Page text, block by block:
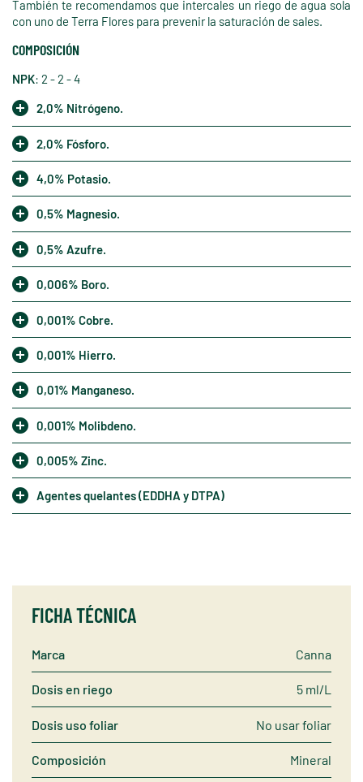
También te recomendamos que intercales un riego de agua sola
con uno de Terra Flores para prevenir la saturación de sales.
COMPOSICIÓN
NPK: 2 - 2 - 4
2,0% Nitrógeno.
2,0% Fósforo.
4,0% Potasio.
0,5% Magnesio.
0,5% Azufre.
0,006% Boro.
0,001% Cobre.
0,001% Hierro.
0,01% Manganeso.
0,001% Molibdeno.
0,005% Zinc.
Agentes quelantes (EDDHA y DTPA)
FICHA TÉCNICA
Marca Canna
Dosis en riego 5 ml/L
Dosis uso foliar No usar foliar
Composición Mineral